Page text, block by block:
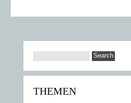
THEMEN